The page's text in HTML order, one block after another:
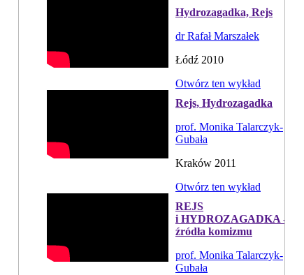
Hydrozagadka, Rejs
dr Rafał Marszałek
Łódź 2010
Otwórz ten wykład
Rejs, Hydrozagadka
prof. Monika Talarczyk-
Gubała
Kraków 2011
Otwórz ten wykład
REJS
i HYDROZAGADKA -
źródła komizmu
prof. Monika Talarczyk-
Gubała